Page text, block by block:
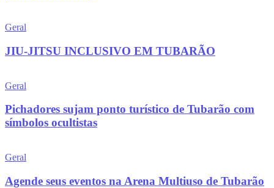
Geral
JIU-JITSU INCLUSIVO EM TUBARÃO
Geral
Pichadores sujam ponto turístico de Tubarão com
símbolos ocultistas
Geral
Agende seus eventos na Arena Multiuso de Tubarão